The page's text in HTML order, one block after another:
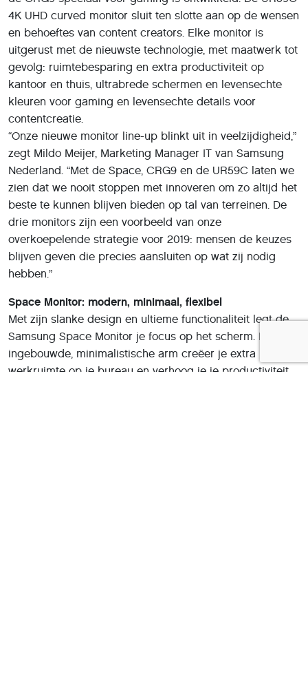
4K UHD curved monitor sluit ten slotte aan op de wensen
en behoeftes van content creators. Elke monitor is
uitgerust met de nieuwste technologie, met maatwerk tot
gevolg: ruimtebesparing en extra productiviteit op
kantoor en thuis, ultrabrede schermen en levensechte
kleuren voor gaming en levensechte details voor
contentcreatie.
“Onze nieuwe monitor line-up blinkt uit in veelzijdigheid,”
zegt Mildo Meijer, Marketing Manager IT van Samsung
Nederland. “Met de Space, CRG9 en de UR59C laten we
zien dat we nooit stoppen met innoveren om zo altijd het
beste te kunnen blijven bieden op tal van terreinen. De
drie monitors zijn een voorbeeld van onze
overkoepelende strategie voor 2019: mensen de keuzes
blijven geven die precies aansluiten op wat zij nodig
hebben.”
Space Monitor: modern, minimaal, flexibel
Met zijn slanke design en ultieme functionaliteit legt de
Samsung Space Monitor je focus op het scherm. Met de
ingebouwde, minimalistische arm creëer je extra
werkruimte op je bureau en verhoog je je productiviteit.